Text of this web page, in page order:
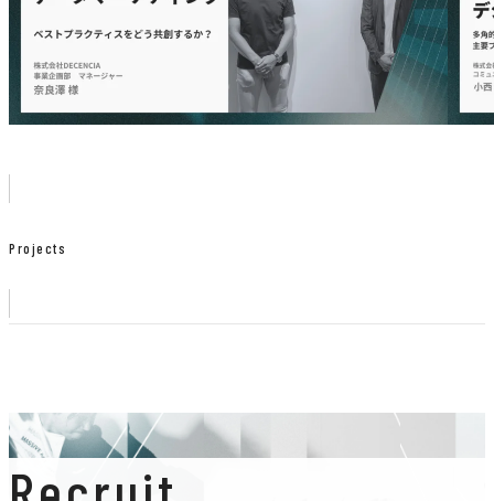
Projects